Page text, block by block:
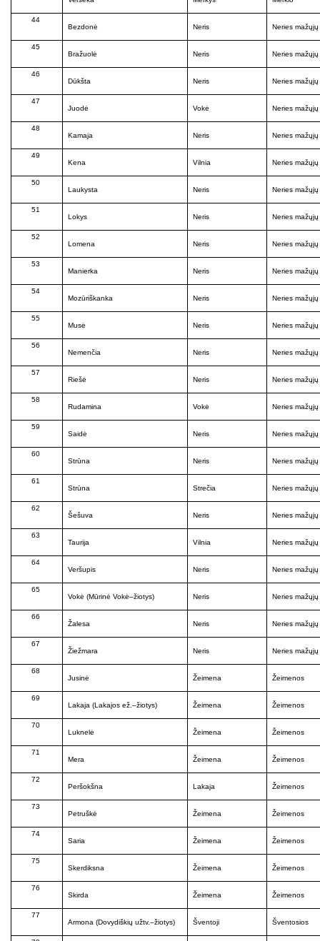
44
Bezdonė
Neris Neries
45
Bražuolė
Neris Neries
46
Dūkšta
Neris Neries
47
Juodė
Vokė Neries
48
Kamaja
Neris Neries
49
Kena
Vilnia Neries
50
Laukysta
Neris Neries
51
Lokys
Neris Neries
52
Lomena
Neris Neries
53
Manierka
Neris Neries
54
Mozūriškanka
Neris Neries
55
Musė
Neris Neries
56
Nemenčia
Neris Neries
57
Riešė
Neris Neries
58
Rudamina
Vokė Neries
59
Saidė
Neris Neries
60
Strūna
Neris Neries
61
Strūna
Strečia Neries
62
Šešuva
Neris Neries
63
Taurija
Vilnia Neries
64
Veršupis
Neris Neries
65
Vokė (Mūrinė Vokė–žiotys)
Neris Neries
66
Žalesa
Neris Neries
67
Žiežmara
Neris Neries
68
Jusinė
Žeimena Žeimenos
69
Lakaja (Lakajos ež.–žiotys)
Žeimena Žeimenos
70
Luknelė
Žeimena Žeimenos
71
Mera
Žeimena Žeimenos
72
Peršokšna
Lakaja Žeimenos
73
Petruškė
Žeimena Žeimenos
74
Saria
Žeimena Žeimenos
75
Skerdiksna
Žeimena Žeimenos
76
Skirda
Žeimena Žeimenos
77
Armona (Dovydiškių užtv.–žiotys)
Šventoji Šventosios